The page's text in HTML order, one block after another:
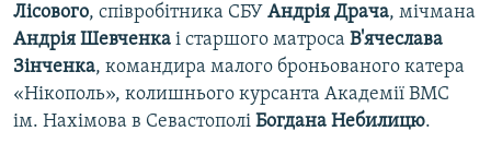
Лісового, співробітника СБУ Андрія Драча, мічмана
Андрія Шевченка і старшого матроса В'ячеслава
Зінченка, командира малого броньованого катера
«Нікополь», колишнього курсанта Академії ВМС
ім. Нахімова в Севастополі Богдана Небилицю.